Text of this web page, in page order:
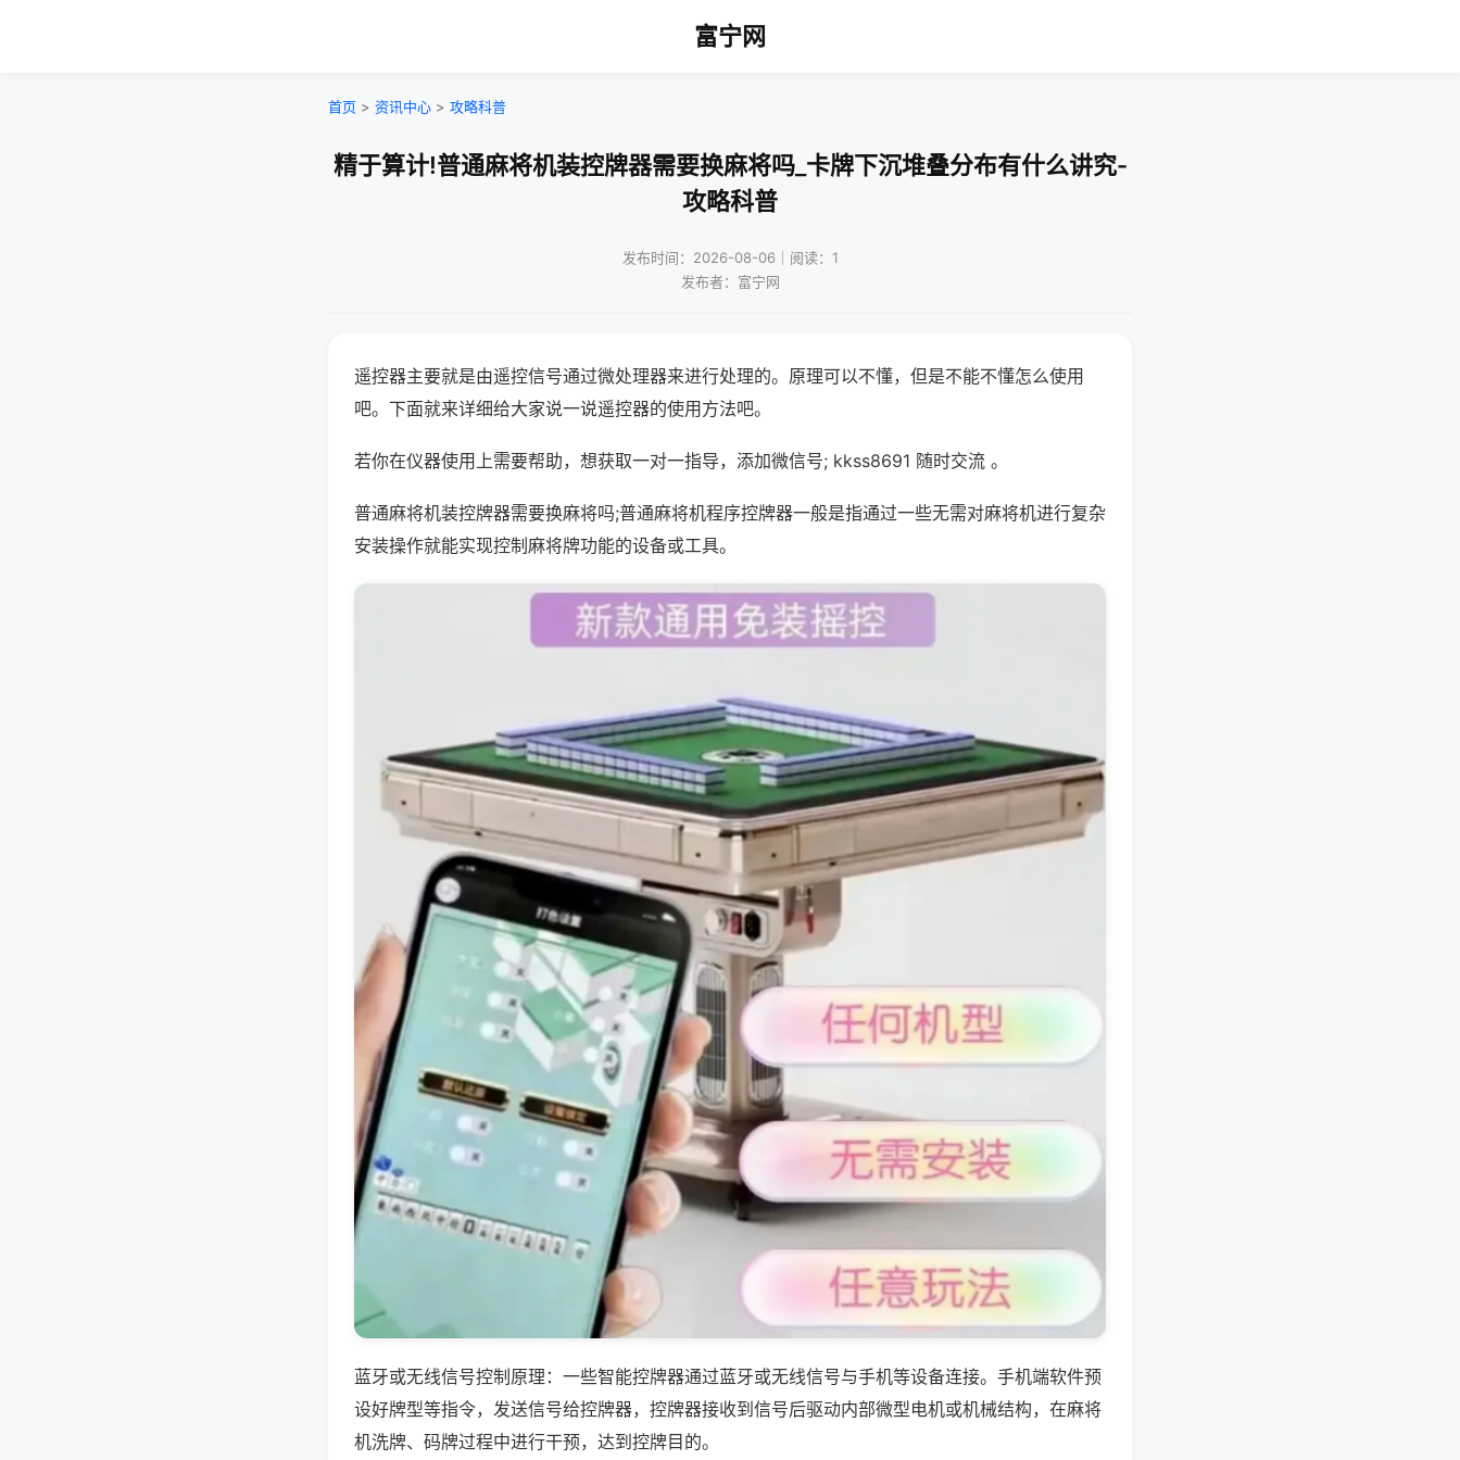
富宁网
首页 > 资讯中心 > 攻略科普
精于算计!普通麻将机装控牌器需要换麻将吗_卡牌下沉堆叠分布有什么讲究-
攻略科普
发布时间：2026-08-06｜阅读：1
发布者：富宁网
遥控器主要就是由遥控信号通过微处理器来进行处理的。原理可以不懂，但是不能不懂怎么使用
吧。下面就来详细给大家说一说遥控器的使用方法吧。
若你在仪器使用上需要帮助，想获取一对一指导，添加微信号; kkss8691 随时交流 。
普通麻将机装控牌器需要换麻将吗;普通麻将机程序控牌器一般是指通过一些无需对麻将机进行复杂
安装操作就能实现控制麻将牌功能的设备或工具。
蓝牙或无线信号控制原理：一些智能控牌器通过蓝牙或无线信号与手机等设备连接。手机端软件预
设好牌型等指令，发送信号给控牌器，控牌器接收到信号后驱动内部微型电机或机械结构，在麻将
机洗牌、码牌过程中进行干预，达到控牌目的。